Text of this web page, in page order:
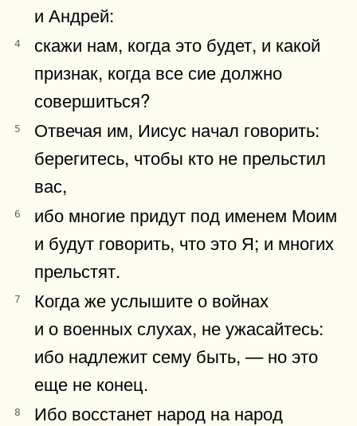
и Андрей:
4
скажи нам, когда это будет, и какой
признак, когда все сие должно
совершиться?
5
Отвечая им, Иисус начал говорить:
берегитесь, чтобы кто не прельстил
вас,
6
ибо многие придут под именем Моим
и будут говорить, что это Я; и многих
прельстят.
7
Когда же услышите о войнах
и о военных слухах, не ужасайтесь:
ибо надлежит сему быть, — но это
еще не конец.
8
Ибо восстанет народ на народ